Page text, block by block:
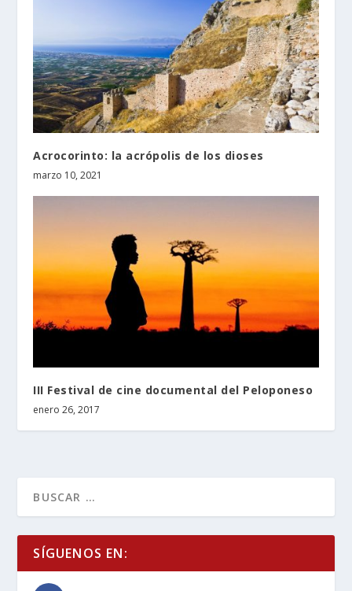
Acrocorinto: la acrópolis de los dioses
marzo 10, 2021
III Festival de cine documental del Peloponeso
enero 26, 2017
SÍGUENOS EN: